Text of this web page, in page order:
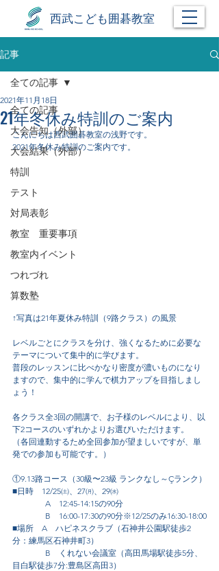
西武こども囲碁教室
記事
全ての記事
大会告知（外部）
大会結果（外部）
特訓
テスト
対局表彰
教室 重要事項
教室内イベント
つれづれ
算数塾
全ての記事
21年冬休み特訓のご案内
2021年11月18日
こんにちは西武囲碁教室の浅野です。
2021年冬休み特訓のご案内です。
↑写真は21年夏休み特訓（9路クラス）の風景
レベルごとにクラスを分け、強くなるために必要な
テーマについて集中的に学びます。
普段のレッスンに比べかなり密度が濃いものになり
ますので、集中的に学んで棋力アップを目指しまし
ょう！
各クラス全3回の開講で、お子様のレベルにより、以
下2コースのいずれかよりお選びいただけます。
（各回連動するため全回参加が望ましいですが、単
発での参加も可能です。）
①9.13路コース（30級〜23級 ランクなし～Çランク）
■日時　12/25㈯、27㈪、29㈬
A　12:45-14:15の90分
B　16:00-17:30の90分※12/25のみ16:30-18:00
■場所　A　ハピネスクラブ（石神井公園駅徒歩2
分：練馬区石神井町3）
B　くれない会議室（高田馬場駅徒歩5分、
目白駅徒歩7分:豊島区高田3）